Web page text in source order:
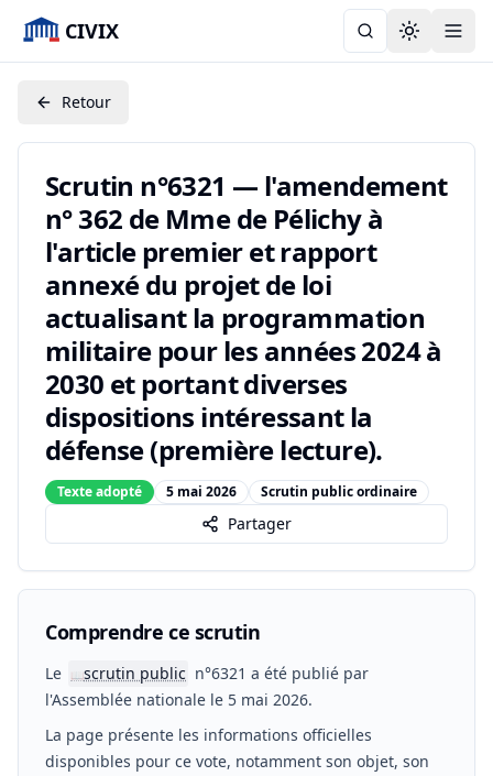
CIVIX Toggle
Retour
Scrutin n°6321 — l'amendement
n° 362 de Mme de Pélichy à
l'article premier et rapport
annexé du projet de loi
actualisant la programmation
militaire pour les années 2024 à
2030 et portant diverses
dispositions intéressant la
défense (première lecture).
Texte adopté 5 mai 2026 Scrutin public ordinaire
Partager
Comprendre ce scrutin
Le 📖scrutin public n°6321 a été publié par
l'Assemblée nationale le 5 mai 2026.
La page présente les informations officielles
disponibles pour ce vote, notamment son objet, son